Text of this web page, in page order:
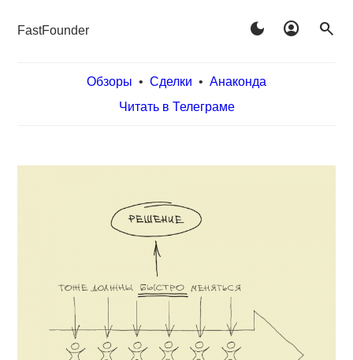
FastFounder dark_mode account_circle search
Обзоры • Сделки • Анаконда
Читать в Телеграме